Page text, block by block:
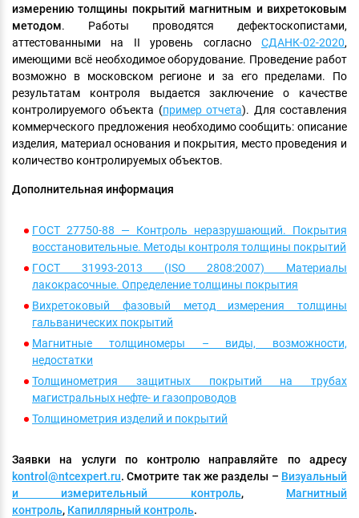
измерению толщины покрытий магнитным и вихретоковым
методом. Работы проводятся дефектоскопистами,
аттестованными на II уровень согласно СДАНК-02-2020,
имеющими всё необходимое оборудование. Проведение работ
возможно в московском регионе и за его пределами. По
результатам контроля выдается заключение о качестве
контролируемого объекта (пример отчета). Для составления
коммерческого предложения необходимо сообщить: описание
изделия, материал основания и покрытия, место проведения и
количество контролируемых объектов.
Дополнительная информация
ГОСТ 27750-88 — Контроль неразрушающий. Покрытия
восстановительные. Методы контроля толщины покрытий
ГОСТ 31993-2013 (ISO 2808:2007) Материалы
лакокрасочные. Определение толщины покрытия
Вихретоковый фазовый метод измерения толщины
гальванических покрытий
Магнитные толщиномеры – виды, возможности,
недостатки
Толщинометрия защитных покрытий на трубах
магистральных нефте- и газопроводов
Толщинометрия изделий и покрытий
Заявки на услуги по контролю направляйте по адресу
kontrol@ntcexpert.ru. Смотрите так же разделы – Визуальный
и измерительный контроль, Магнитный
контроль, Капиллярный контроль.